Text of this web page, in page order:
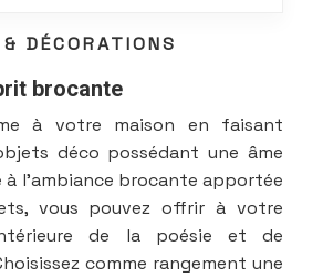
DÉCORATIONS
brocante
à votre maison en faisant
déco possédant une âme
à l’ambiance brocante apportée
vous pouvez offrir à votre
de la poésie et de
comme rangement une